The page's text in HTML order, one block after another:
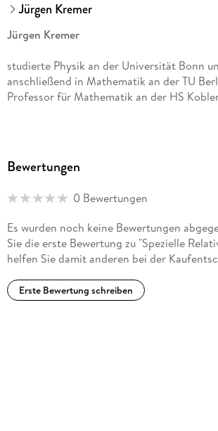
Jürgen Kremer
Jürgen Kremer
studierte Physik an der Universität Bonn
anschließend in Mathematik an der TU
Professor für Mathematik an der HS
Bewertungen
0 Bewertungen
Es wurden noch keine Bewertungen
Sie die erste Bewertung zu "Spezielle
helfen Sie damit anderen bei der
Erste Bewertung schreiben